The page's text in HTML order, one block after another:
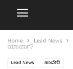
Home Lead News
ಯಾವಾಗ?
Lead News ಹಾವೇರಿ